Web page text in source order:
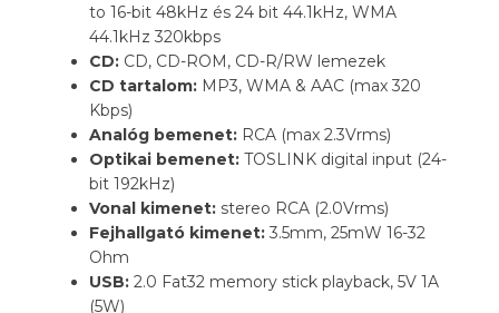
to 16-bit 48kHz és 24 bit 44.1kHz, WMA
44.1kHz 320kbps
CD: CD, CD-ROM, CD-R/RW lemezek
CD tartalom: MP3, WMA & AAC (max 320
Kbps)
Analóg bemenet: RCA (max 2.3Vrms)
Optikai bemenet: TOSLINK digital input (24-
bit 192kHz)
Vonal kimenet: stereo RCA (2.0Vrms)
Fejhallgató kimenet: 3.5mm, 25mW 16-32
Ohm
USB: 2.0 Fat32 memory stick playback, 5V 1A
(5W)